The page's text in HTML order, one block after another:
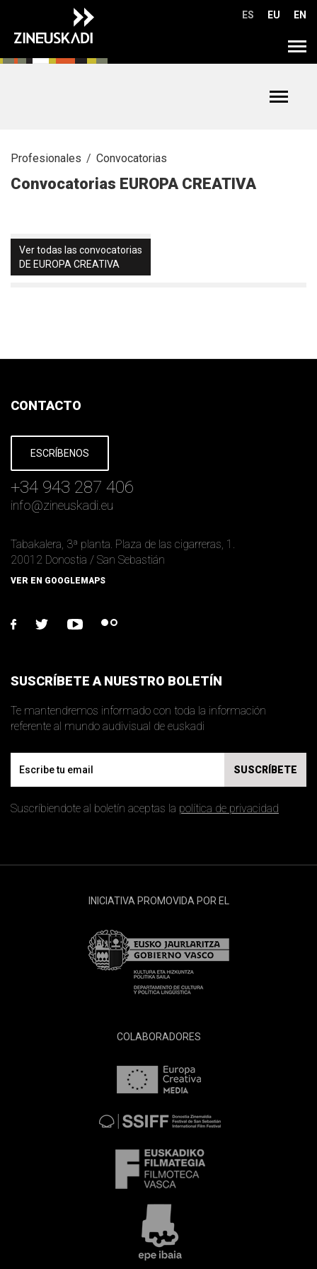
ES EU EN
Toggle
Profesionales Convocatorias
Convocatorias EUROPA CREATIVA
Ver todas las convocatorias
DE EUROPA CREATIVA
CONTACTO
ESCRÍBENOS
+34 943 287 406
info@zineuskadi.eu
Tabakalera, 3ª planta. Plaza de las cigarreras, 1.
20012 Donostia / San Sebastián
VER EN GOOGLEMAPS
facebook
twitter youtubeflickr
SUSCRÍBETE A NUESTRO BOLETÍN
Te mantendremos informado con toda la información
referente al mundo audivisual de euskadi
SUSCRÍBETE
Suscríbiendote al boletín aceptas la política de privacidad
INICIATIVA PROMOVIDA POR EL
COLABORADORES